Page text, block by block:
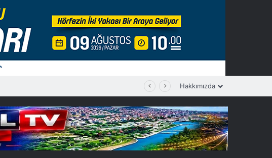
Hakkımızda